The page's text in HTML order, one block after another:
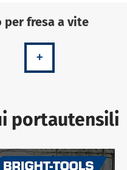
per fresa a vite
+
portautensili